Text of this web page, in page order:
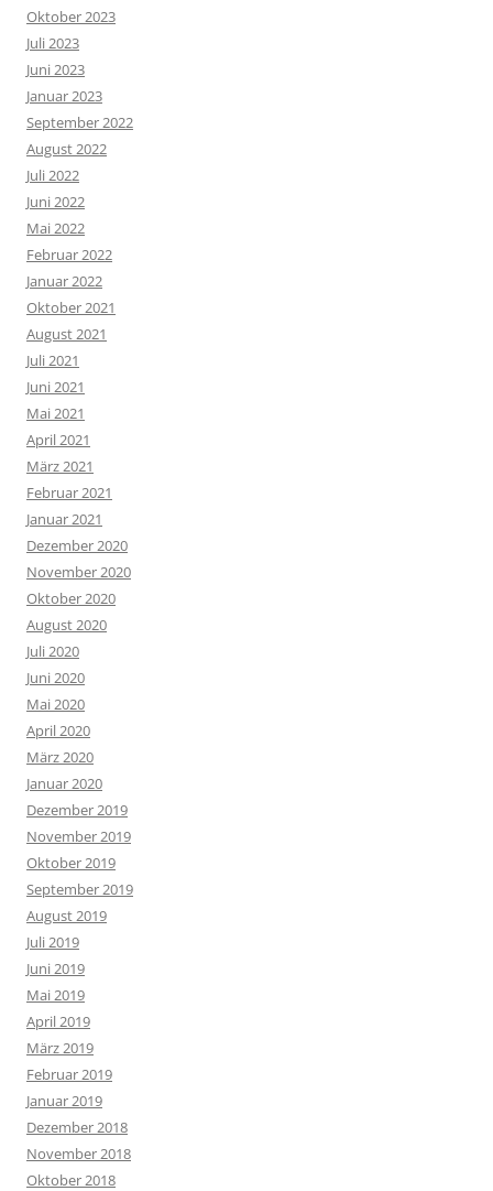
Oktober 2023
Juli 2023
Juni 2023
Januar 2023
September 2022
August 2022
Juli 2022
Juni 2022
Mai 2022
Februar 2022
Januar 2022
Oktober 2021
August 2021
Juli 2021
Juni 2021
Mai 2021
April 2021
März 2021
Februar 2021
Januar 2021
Dezember 2020
November 2020
Oktober 2020
August 2020
Juli 2020
Juni 2020
Mai 2020
April 2020
März 2020
Januar 2020
Dezember 2019
November 2019
Oktober 2019
September 2019
August 2019
Juli 2019
Juni 2019
Mai 2019
April 2019
März 2019
Februar 2019
Januar 2019
Dezember 2018
November 2018
Oktober 2018